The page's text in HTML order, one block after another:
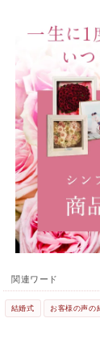
関連ワード
結婚式 お客様の声の